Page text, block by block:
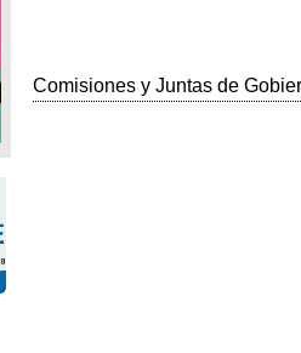
Comisiones y Juntas de